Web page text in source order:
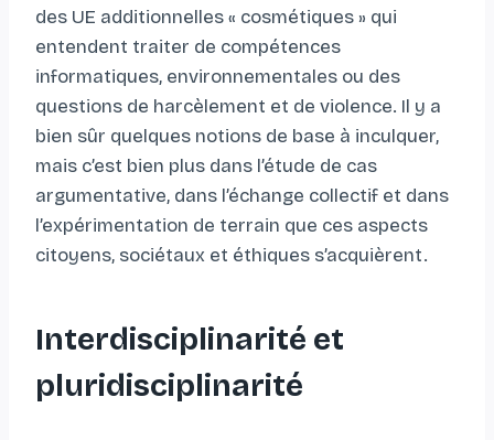
des UE additionnelles « cosmétiques » qui
entendent traiter de compétences
informatiques, environnementales ou des
questions de harcèlement et de violence. Il y a
bien sûr quelques notions de base à inculquer,
mais c’est bien plus dans l’étude de cas
argumentative, dans l’échange collectif et dans
l’expérimentation de terrain que ces aspects
citoyens, sociétaux et éthiques s’acquièrent.
Interdisciplinarité et
pluridisciplinarité